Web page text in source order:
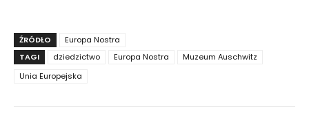
ŹRÓDŁO
Europa Nostra
TAGI
dziedzictwo Europa Nostra
Muzeum Auschwitz
Unia Europejska